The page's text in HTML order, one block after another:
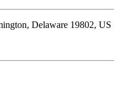
Delaware 19802, US